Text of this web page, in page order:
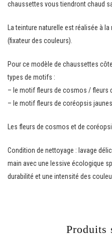
chaussettes vous tiendront chaud
La teinture naturelle est réalisée à
(fixateur des couleurs).
Pour ce modèle de chaussettes
types de motifs :
– le motif fleurs de cosmos / fleurs
– le motif fleurs de coréopsis
Les fleurs de cosmos et de
Condition de nettoyage : lavage
main avec une lessive écologique
durabilité et une intensité des
Produits